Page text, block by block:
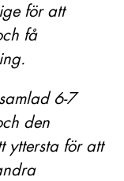
för att
få
6-7
den
yttersta för att